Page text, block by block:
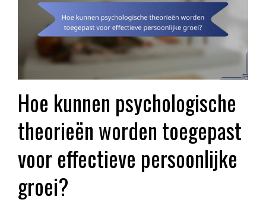
Hoe kunnen psychologische
theorieën worden toegepast
voor effectieve persoonlijke
groei?